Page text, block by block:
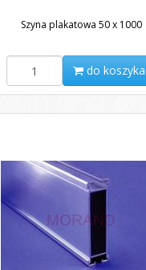
Szyna plakatowa 50 x 1000
do koszyka